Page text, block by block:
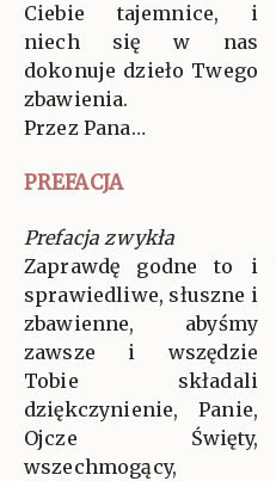
Ciebie tajemnice, i
niech się w nas
dokonuje dzieło Twego
zbawienia.
Przez Pana…
PREFACJA
Prefacja zwykła
Zaprawdę godne to i
sprawiedliwe, słuszne i
zbawienne, abyśmy
zawsze i wszędzie
Tobie składali
dziękczynienie, Panie,
Ojcze Święty,
wszechmogący,